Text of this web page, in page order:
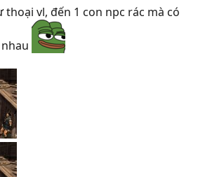
thoại vl, đến 1 con npc rác mà có